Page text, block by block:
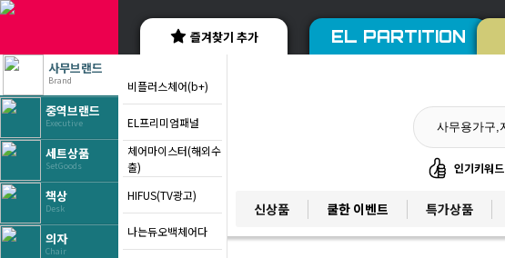
사무브랜드
Brand
중역브랜드
Executive
세트상품
SetGoods
책상
Desk
의자
Chair
비플러스체어(b+)
EL프리미엄패널
체어마이스터(해외수
출)
HIFUS(TV광고)
나는듀오백체어다
즐겨찾기 추가 EL PARTITION
인기키워드
YES BRAND
베스트 브랜드 신상품 쿨한 이벤트 특가상품